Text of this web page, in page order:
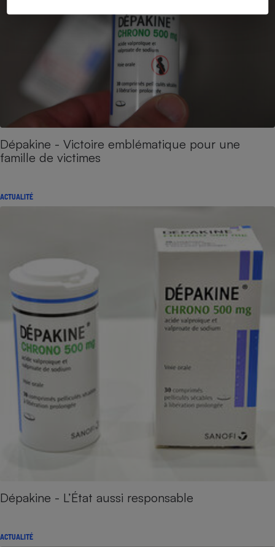
Dépakine - Victoire emblématique pour une
famille de victimes
ACTUALITÉ
Dépakine - L’État aussi responsable
ACTUALITÉ